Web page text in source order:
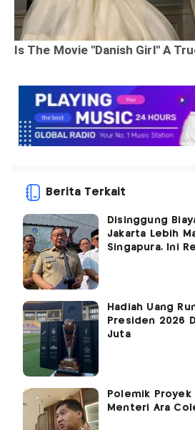
Berita Terkait
Disinggung
Jakarta Lebih
Singapura, Ini
Hadiah Uang
Presiden 2026
Juta
Polemik Proyek
Menteri Ara